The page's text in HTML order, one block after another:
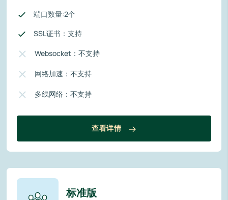
端口数量:2个
SSL证书：支持
Websocket：不支持
网络加速：不支持
多线网络：不支持
查看详情
标准版